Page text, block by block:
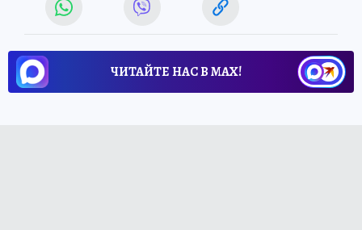
ЧИТАЙТЕ НАС В МАХ!